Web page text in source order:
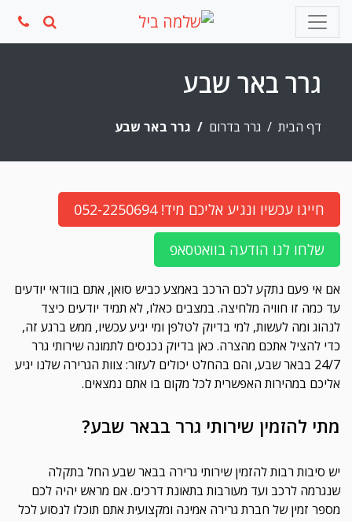
Skip
content
גרר באר שבע
דף הבית גרר בדרום גרר באר שבע
חייגו עכשיו ונגיע אליכם מיד! 052-2250694
שלחו לנו הודעה בוואטסאפ
אם אי פעם נתקע לכם הרכב באמצע כביש סואן, אתם בוודאי יודעים
עד כמה זו חוויה מלחיצה. במצבים כאלו, לא תמיד יודעים כיצד
לנהוג ומה לעשות, למי בדיוק לטלפן ומי יגיע עכשיו, ממש ברגע זה,
כדי להציל אתכם מהצרה. כאן בדיוק נכנסים לתמונה שירותי גרר
24/7 בבאר שבע, והם בהחלט יכולים לעזור: צוות הגרירה שלנו יגיע
אליכם במהירות האפשרית לכל מקום בו אתם נמצאים.
מתי להזמין שירותי גרר בבאר שבע?
יש סיבות רבות להזמין שירותי גרירה בבאר שבע החל בתקלה
שנגרמה לרכב ועד מעורבות בתאונת דרכים. אם מראש יהיה לכם
מספר זמין של חברת גרירה אמינה ומקצועית אתם תוכלו לנסוע לכל